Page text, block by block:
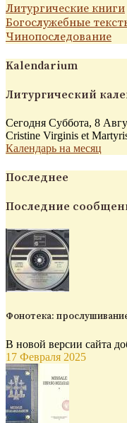
Литургические книги
Богослужебные
Чинопоследование
Kalendarium
Литургический
Сегодня Суббота, 8
Cristine Virginis et
Календарь на месяц
Последнее
Последние
Фонотека:
В новой версии сайта
17 Февраля 2025